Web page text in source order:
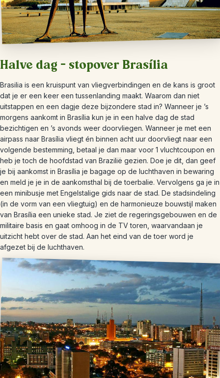
Halve dag – stopover Brasília
Brasilia is een kruispunt van vliegverbindingen en de kans is groot
dat je er een keer een tussenlanding maakt. Waarom dan niet
uitstappen en een dagje deze bijzondere stad in? Wanneer je ’s
morgens aankomt in Brasília kun je in een halve dag de stad
bezichtigen en ’s avonds weer doorvliegen. Wanneer je met een
airpass naar Brasília vliegt én binnen acht uur doorvliegt naar een
volgende bestemming, betaal je dan maar voor 1 vluchtcoupon en
heb je toch de hoofdstad van Brazilië gezien. Doe je dit, dan geef
je bij aankomst in Brasília je bagage op de luchthaven in bewaring
en meld je je in de aankomsthal bij de toerbalie. Vervolgens ga je in
een minibusje met Engelstalige gids naar de stad. De stadsindeling
(in de vorm van een vliegtuig) en de harmonieuze bouwstijl maken
van Brasília een unieke stad. Je ziet de regeringsgebouwen en de
militaire basis en gaat omhoog in de TV toren, waarvandaan je
uitzicht hebt over de stad. Aan het eind van de toer word je
afgezet bij de luchthaven.